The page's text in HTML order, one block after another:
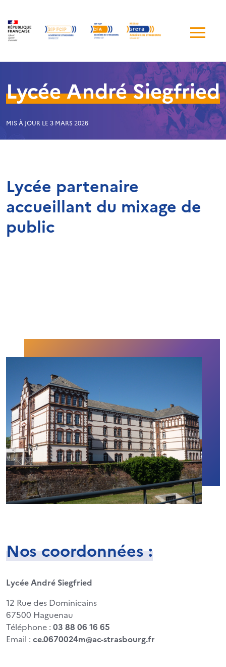
de
Lycée André Siegfried
MIS À JOUR LE 3 MARS 2026
Lycée partenaire
accueillant du mixage de
public
Nos coordonnées :
Lycée André Siegfried
12 Rue des Dominicains
67500 Haguenau
Téléphone : 03 88 06 16 65
Email : ce.0670024m@ac-strasbourg.fr